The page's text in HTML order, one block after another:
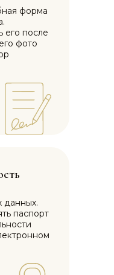
форма
его после
фото
данных.
паспорт